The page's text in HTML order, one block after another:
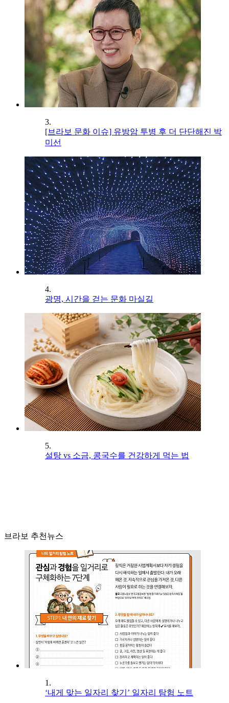
3.
[브라보 문화 이슈] 유방암 투병 후 더 단단해진 박
미선
4.
광명, 시간을 걷는 문화 마실길
5.
설탕 vs 소금, 콩국수를 건강하게 먹는 법
브라보 추천뉴스
1.
‘내게 맞는 일자리 찾기’ 일자리 탐험 노트